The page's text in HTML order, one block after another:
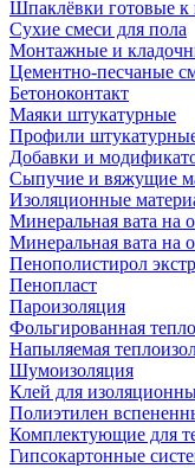
Шпаклёвки готовые
Сухие смеси для пола
Монтажные и
Цементно-песчаные
Бетоноконтакт
Маяки штукатурные
Профили
Добавки и
Сыпучие и вяжущие
Изоляционные
Минеральная вата на
Минеральная вата на
Пенополистирол
Пенопласт
Пароизоляция
Фольгированная
Напыляемая
Шумоизоляция
Клей для
Полиэтилен
Комплектующие для
Гипсокартонные